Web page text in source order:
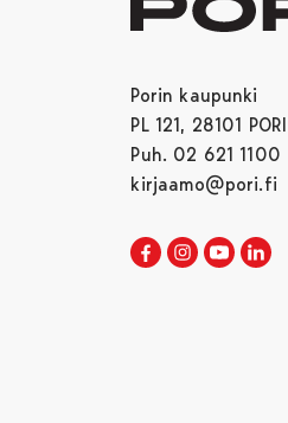
Porin kaupunki
PL 121, 28101 PORI
Puh. 02 621 1100
kirjaamo@pori.fi
Porin kaupunki
Avautuu
Porin
Avautuu
Porin